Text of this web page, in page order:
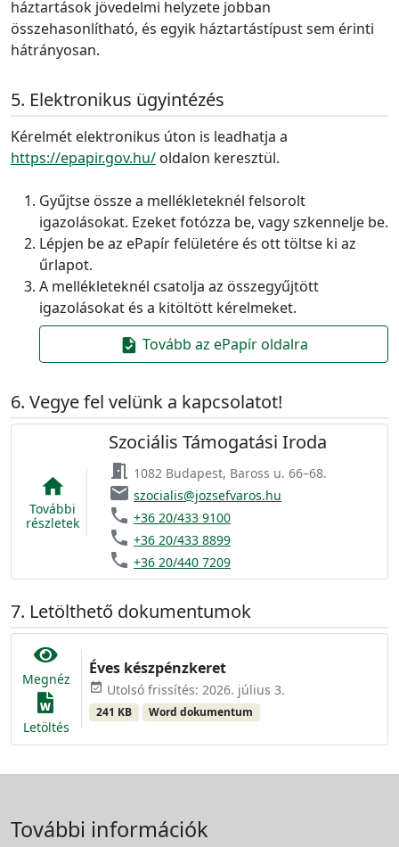
háztartások jövedelmi helyzete jobban
összehasonlítható, és egyik háztartástípust sem érinti
hátrányosan.
Elektronikus ügyintézés
Kérelmét elektronikus úton is leadhatja a
https://epapir.gov.hu/ oldalon keresztül.
Gyűjtse össze a mellékleteknél felsorolt
igazolásokat. Ezeket fotózza be, vagy szkennelje be.
Lépjen be az ePapír felületére és ott töltse ki az
űrlapot.
A mellékleteknél csatolja az összegyűjtött
igazolásokat és a kitöltött kérelmeket.
task Tovább az ePapír oldalra
Vegye fel velünk a kapcsolatot!
home
További
részletek
Szociális Támogatási Iroda
meeting_room 1082 Budapest, Baross u. 66–68.
email szocialis@jozsefvaros.hu
phone +36 20/433 9100
phone +36 20/433 8899
phone +36 20/440 7209
Letölthető dokumentumok
Megnéz
Letöltés
Éves készpénzkeret
event_available Utolsó frissítés: 2026. július 3.
241 KB Word dokumentum
További információk